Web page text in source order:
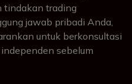
tindakan trading
jawab pribadi Anda,
untuk berkonsultasi
sebelum